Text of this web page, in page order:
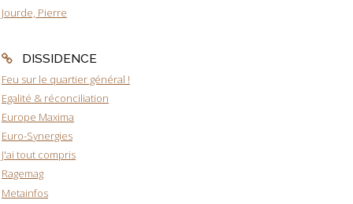
Jourde, Pierre
DISSIDENCE
Feu sur le quartier général !
Egalité & réconciliation
Europe Maxima
Euro-Synergies
J'ai tout compris
Ragemag
Metainfos